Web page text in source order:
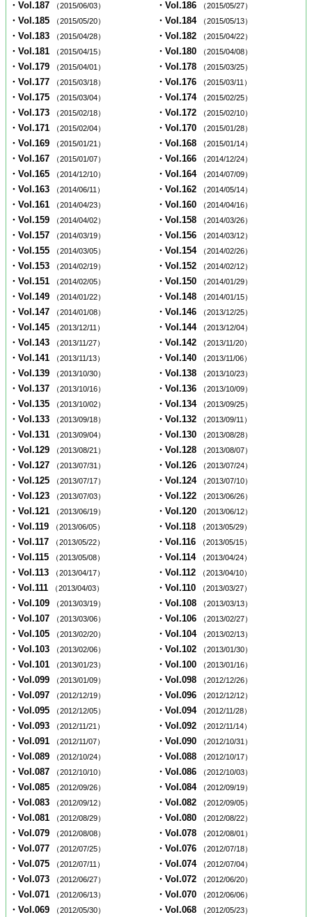
・Vol.187 （2015/06/03） ・Vol.186 （2015/05/27）
・Vol.185 （2015/05/20） ・Vol.184 （2015/05/13）
・Vol.183 （2015/04/28） ・Vol.182 （2015/04/22）
・Vol.181 （2015/04/15） ・Vol.180 （2015/04/08）
・Vol.179 （2015/04/01） ・Vol.178 （2015/03/25）
・Vol.177 （2015/03/18） ・Vol.176 （2015/03/11）
・Vol.175 （2015/03/04） ・Vol.174 （2015/02/25）
・Vol.173 （2015/02/18） ・Vol.172 （2015/02/10）
・Vol.171 （2015/02/04） ・Vol.170 （2015/01/28）
・Vol.169 （2015/01/21） ・Vol.168 （2015/01/14）
・Vol.167 （2015/01/07） ・Vol.166 （2014/12/24）
・Vol.165 （2014/12/10） ・Vol.164 （2014/07/09）
・Vol.163 （2014/06/11） ・Vol.162 （2014/05/14）
・Vol.161 （2014/04/23） ・Vol.160 （2014/04/16）
・Vol.159 （2014/04/02） ・Vol.158 （2014/03/26）
・Vol.157 （2014/03/19） ・Vol.156 （2014/03/12）
・Vol.155 （2014/03/05） ・Vol.154 （2014/02/26）
・Vol.153 （2014/02/19） ・Vol.152 （2014/02/12）
・Vol.151 （2014/02/05） ・Vol.150 （2014/01/29）
・Vol.149 （2014/01/22） ・Vol.148 （2014/01/15）
・Vol.147 （2014/01/08） ・Vol.146 （2013/12/25）
・Vol.145 （2013/12/11） ・Vol.144 （2013/12/04）
・Vol.143 （2013/11/27） ・Vol.142 （2013/11/20）
・Vol.141 （2013/11/13） ・Vol.140 （2013/11/06）
・Vol.139 （2013/10/30） ・Vol.138 （2013/10/23）
・Vol.137 （2013/10/16） ・Vol.136 （2013/10/09）
・Vol.135 （2013/10/02） ・Vol.134 （2013/09/25）
・Vol.133 （2013/09/18） ・Vol.132 （2013/09/11）
・Vol.131 （2013/09/04） ・Vol.130 （2013/08/28）
・Vol.129 （2013/08/21） ・Vol.128 （2013/08/07）
・Vol.127 （2013/07/31） ・Vol.126 （2013/07/24）
・Vol.125 （2013/07/17） ・Vol.124 （2013/07/10）
・Vol.123 （2013/07/03） ・Vol.122 （2013/06/26）
・Vol.121 （2013/06/19） ・Vol.120 （2013/06/12）
・Vol.119 （2013/06/05） ・Vol.118 （2013/05/29）
・Vol.117 （2013/05/22） ・Vol.116 （2013/05/15）
・Vol.115 （2013/05/08） ・Vol.114 （2013/04/24）
・Vol.113 （2013/04/17） ・Vol.112 （2013/04/10）
・Vol.111 （2013/04/03） ・Vol.110 （2013/03/27）
・Vol.109 （2013/03/19） ・Vol.108 （2013/03/13）
・Vol.107 （2013/03/06） ・Vol.106 （2013/02/27）
・Vol.105 （2013/02/20） ・Vol.104 （2013/02/13）
・Vol.103 （2013/02/06） ・Vol.102 （2013/01/30）
・Vol.101 （2013/01/23） ・Vol.100 （2013/01/16）
・Vol.099 （2013/01/09） ・Vol.098 （2012/12/26）
・Vol.097 （2012/12/19） ・Vol.096 （2012/12/12）
・Vol.095 （2012/12/05） ・Vol.094 （2012/11/28）
・Vol.093 （2012/11/21） ・Vol.092 （2012/11/14）
・Vol.091 （2012/11/07） ・Vol.090 （2012/10/31）
・Vol.089 （2012/10/24） ・Vol.088 （2012/10/17）
・Vol.087 （2012/10/10） ・Vol.086 （2012/10/03）
・Vol.085 （2012/09/26） ・Vol.084 （2012/09/19）
・Vol.083 （2012/09/12） ・Vol.082 （2012/09/05）
・Vol.081 （2012/08/29） ・Vol.080 （2012/08/22）
・Vol.079 （2012/08/08） ・Vol.078 （2012/08/01）
・Vol.077 （2012/07/25） ・Vol.076 （2012/07/18）
・Vol.075 （2012/07/11） ・Vol.074 （2012/07/04）
・Vol.073 （2012/06/27） ・Vol.072 （2012/06/20）
・Vol.071 （2012/06/13） ・Vol.070 （2012/06/06）
・Vol.069 （2012/05/30） ・Vol.068 （2012/05/23）